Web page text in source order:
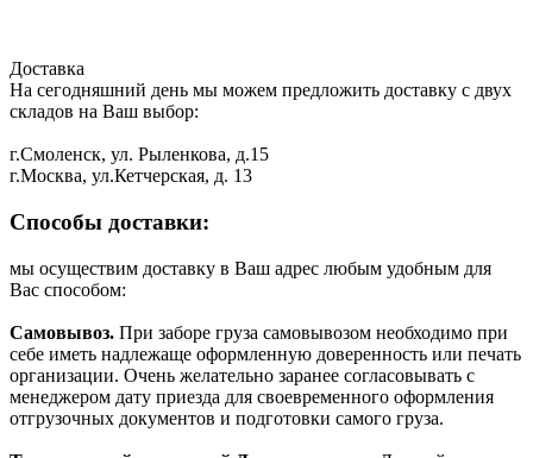
Доставка
На сегодняшний день мы можем предложить доставку с двух
складов на Ваш выбор:
г.Смоленск, ул. Рыленкова, д.15
г.Москва, ул.Кетчерская, д. 13
Способы доставки:
мы осуществим доставку в Ваш адрес любым удобным для
Вас способом:
Самовывоз. При заборе груза самовывозом необходимо при
себе иметь надлежаще оформленную доверенность или печать
организации. Очень желательно заранее согласовывать с
менеджером дату приезда для своевременного оформления
отгрузочных документов и подготовки самого груза.